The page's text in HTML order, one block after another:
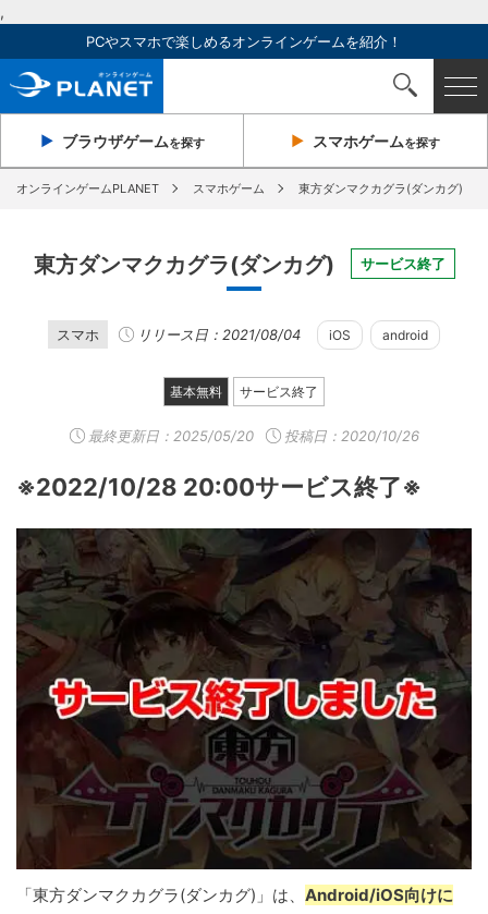
,
PCやスマホで楽しめるオンラインゲームを紹介！
ブラウザゲームを探す スマホゲームを探す
オンラインゲームPLANET スマホゲーム 東方ダンマクカグラ(ダンカグ)
東方ダンマクカグラ(ダンカグ) サービス終了
スマホ リリース日：2021/08/04 iOS android
基本無料 サービス終了
最終更新日： 2025/05/20 投稿日：2020/10/26
※2022/10/28 20:00サービス終了※
「東方ダンマクカグラ(ダンカグ)」は、 Android/iOS向けに